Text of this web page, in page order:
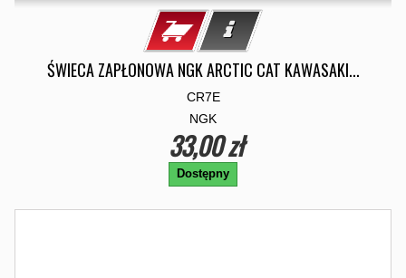
ŚWIECA ZAPŁONOWA NGK ARCTIC CAT KAWASAKI...
CR7E
NGK
33,00 zł
Dostępny